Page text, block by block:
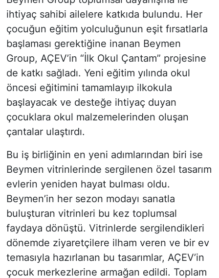
ihtiyaç sahibi ailelere katkıda bulundu. Her
çocuğun eğitim yolculuğunun eşit fırsatlarla
başlaması gerektiğine inanan Beymen
Group, AÇEV’in “İlk Okul Çantam” projesine
de katkı sağladı. Yeni eğitim yılında okul
öncesi eğitimini tamamlayıp ilkokula
başlayacak ve desteğe ihtiyaç duyan
çocuklara okul malzemelerinden oluşan
çantalar ulaştırdı.
Bu iş birliğinin en yeni adımlarından biri ise
Beymen vitrinlerinde sergilenen özel tasarım
evlerin yeniden hayat bulması oldu.
Beymen’in her sezon modayı sanatla
buluşturan vitrinleri bu kez toplumsal
faydaya dönüştü. Vitrinlerde sergilendikleri
dönemde ziyaretçilere ilham veren ve bir ev
temasıyla hazırlanan bu tasarımlar, AÇEV’in
çocuk merkezlerine armağan edildi. Toplam